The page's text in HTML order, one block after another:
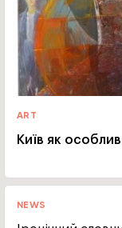
ART
Київ як
NEWS